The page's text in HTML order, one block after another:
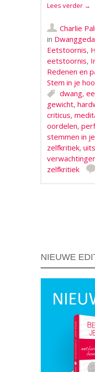
Lees verder →
Charlie
in
Eetstoornis,
eetstoornis,
Redenen en
Stem in je
dwang,
gewicht,
criticus,
oordelen,
stemmen in
zelfkritiek,
zelfkritiek
NIEUWE